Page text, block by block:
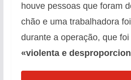
houve pessoas que foram
chão e uma trabalhadora
durante a operação, que
«violenta e